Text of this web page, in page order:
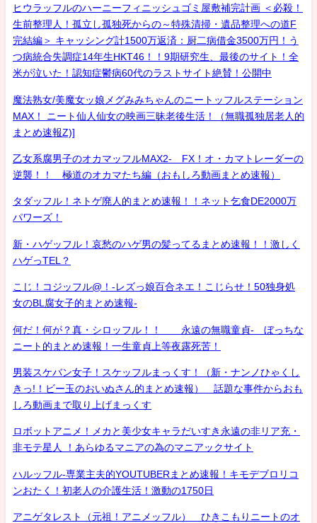
ヒウラッフルのハーニーフィニッシュゴミ屋敷補完計画 ＜必殺！
生前整理人！孤立し孤独死からの～特殊清掃・遺品整理への道F
完結編＞ キャッシング計1500万返済：厨二病借金3500万円！う
つ病統合失調症14年生HKT46！！9期研究生、最後のサイト！全
米が泣いた！認知症鬱病60代のラストサイト絶賛！公開中
魔法熟女/美魔女ッ娘メグみみちゃんのニートッフルステーション
MAX！ ニート仙人仙女の映画三昧老後生活！（無職孤独居老人的
まとめ速報Z)]
乙女系腐男子のオカマッフルMAX2- FX！オ・カマトレーダーの
逆襲！！ 極道のオカマたち編（おもしろ動画まとめ速報）
タダッフル！ネトゲ廃人的まとめ速報！！ネット乞食DE2000万
パワーズ！
新・ハゲッフル！哀愁のハゲ男の髪ってるまとめ速報！！激しく
ハゲっTEL？
こじ！コジッフル@！-レズっ娘百合ネエ！こじらせ！50独身処
女のBL腐女子的まとめ速報-
何だ！何が？真・シロッフル！！ 永遠の無職童貞- ぼっちな
ニート的まとめ速報！一生童貞上等夜露死苦！
男装スケバン女子！スケッフルまっくす！（新・ナンノひゃくし
きっ!！ビー玉のおいぬさん的まとめ速報） 話題な事件からおも
しろ動画まで取り上げまっくす
ロボットアニメ！メカと美少女キャラだいすき永遠の非リア充・
非モテ星人 ！あらゆるマニアの為のマニアックサイト
ハルッフル-専業主夫的YOUTUBERまとめ速報！キモデブロリコ
ンおたく！初老人の介護生活！激動の1750日
アニゲタレスト（元祖！アニメッフル） ひきこもりニートのオ